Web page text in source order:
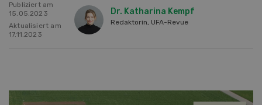
Publiziert am
15.05.2023
Aktualisiert am
17.11.2023
Dr. Katharina Kempf
Redaktorin, UFA-Revue